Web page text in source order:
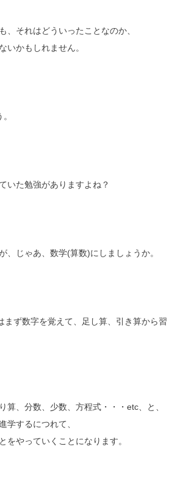
、それはどういったことなのか、
いかもしれません。
いた勉強がありますよね？
、じゃあ、数学(算数)にしましょうか。
まず数字を覚えて、足し算、引き算から習
算、分数、少数、方程式・・・etc、と、
学するにつれて、
をやっていくことになります。